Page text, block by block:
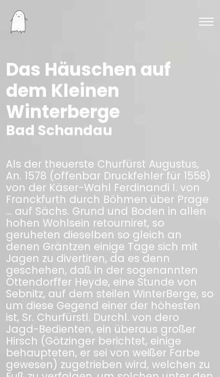
Das Häuschen auf
dem Kleinen
Winterberge
Bad Schandau
Als der theuerste Churfürst Augustus,
An. 1578 (offenbar Druckfehler für 1558)
von der Käser-Wahl Ferdinandi I. von
Franckfurth durch Böhmen über Prage
… auf Sächs. Grund und Boden in allen
hohen Wohlsein retourniret, so
geruheten dieselben so gleich an
denen Gräntzen einige Tage sich mit
Jagen zu divertiren, da es denn
geschehen, daß in der sogenannten
Ottendorffer Heyde, eine Stunde von
Sebnitz, auf dem steilen WinterBerge, so
um diese Gegend einer der höhesten
ist, Sr. Churfürstl. Durchl. von dero
Jagd-Bedienten, ein überaus großer
Hirsch (Götzinger berichtet, einige
behaupteten, er sei von weißer Farbe
gewesen) zugetrieben wird, welchen zu